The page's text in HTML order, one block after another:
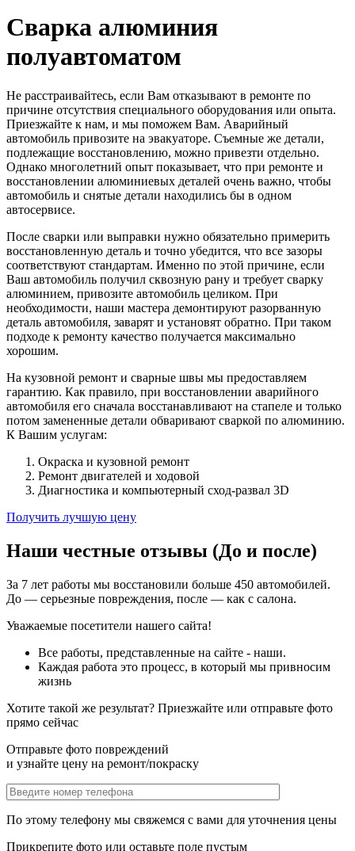
Сварка алюминия
полуавтоматом
Не расстраивайтесь, если Вам отказывают в ремонте по
причине отсутствия специального оборудования или опыта.
Приезжайте к нам, и мы поможем Вам. Аварийный
автомобиль привозите на эвакуаторе. Съемные же детали,
подлежащие восстановлению, можно привезти отдельно.
Однако многолетний опыт показывает, что при ремонте и
восстановлении алюминиевых деталей очень важно, чтобы
автомобиль и снятые детали находились бы в одном
автосервисе.
После сварки или выправки нужно обязательно примерить
восстановленную деталь и точно убедится, что все зазоры
соответствуют стандартам. Именно по этой причине, если
Ваш автомобиль получил сквозную рану и требует сварку
алюминием, привозите автомобиль целиком. При
необходимости, наши мастера демонтируют разорванную
деталь автомобиля, заварят и установят обратно. При таком
подходе к ремонту качество получается максимально
хорошим.
На кузовной ремонт и сварные швы мы предоставляем
гарантию. Как правило, при восстановлении аварийного
автомобиля его сначала восстанавливают на стапеле и только
потом замененные детали обваривают сваркой по алюминию.
К Вашим услугам:
Окраска и кузовной ремонт
Ремонт двигателей и ходовой
Диагностика и компьютерный сход-развал 3D
Получить лучшую цену
Наши честные отзывы (До и после)
За 7 лет работы мы восстановили больше 450 автомобилей.
До — серьезные повреждения, после — как с салона.
Уважаемые посетители нашего сайта!
Все работы, представленные на сайте - наши.
Каждая работа это процесс, в который мы привносим
жизнь
Хотите такой же результат? Приезжайте или отправьте фото
прямо сейчас
Отправьте фото повреждений
и узнайте цену на ремонт/покраску
По этому телефону мы свяжемся с вами для уточнения цены
Прикрепите фото или оставьте поле пустым